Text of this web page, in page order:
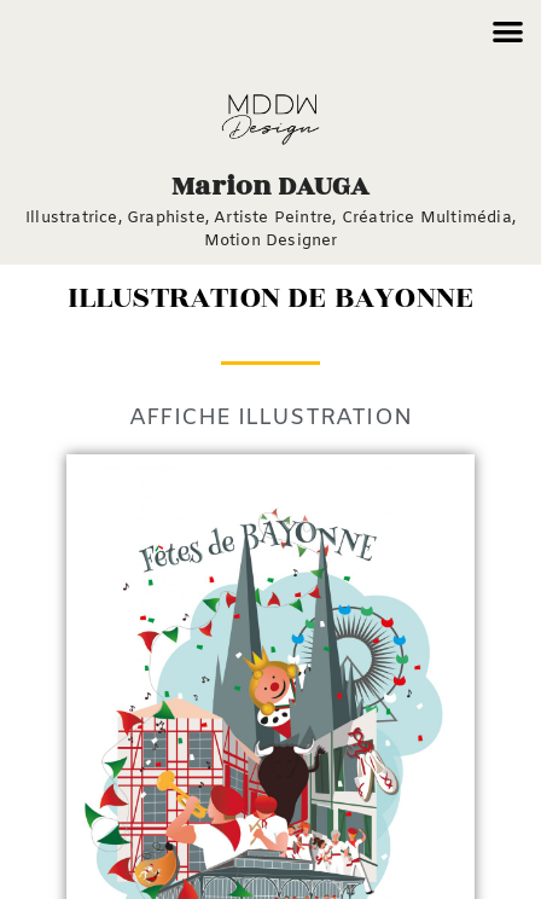
Marion DAUGA
Illustratrice, Graphiste,Artiste Peintre, Créatrice Multimédia,
Motion Designer
ILLUSTRATION DE BAYONNE
AFFICHE ILLUSTRATION